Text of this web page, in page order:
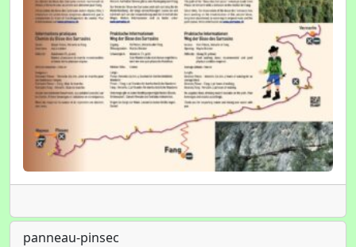
panneau-pinsec